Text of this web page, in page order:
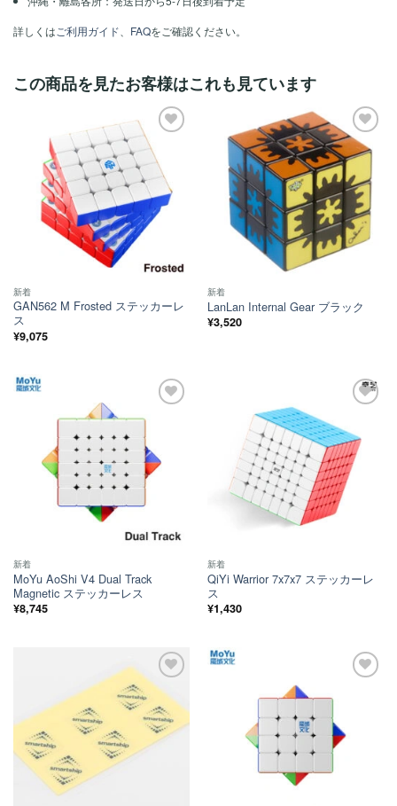
詳しくはご利用ガイド、 FAQをご確認ください。
この商品を見たお客様はこれも見ています
新着
GAN562 M Frosted ステッカーレ
ス
¥9,075
ほし
い！
新着
LanLan Internal Gear ブラック
¥3,520
新着
MoYu AoShi V4 Dual Track
Magnetic ステッカーレス
¥8,745
新着
QiYi Warrior 7x7x7 ステッカーレ
ス
¥1,430
ほし
い！